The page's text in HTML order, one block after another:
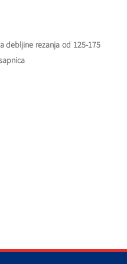
debljine rezanja od 125-175